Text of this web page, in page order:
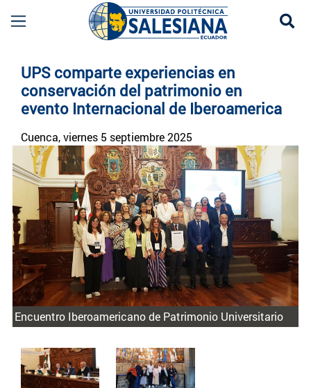
UPS comparte experiencias en
conservación del patrimonio en
evento Internacional de Iberoamerica
Cuenca, viernes 5 septiembre 2025
Encuentro Iberoamericano de Patrimonio Universitario